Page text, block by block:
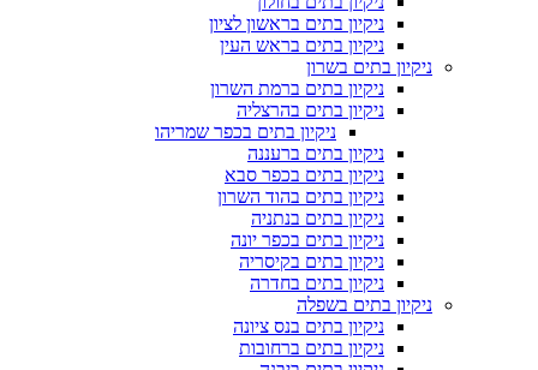
ניקיון בתים בראשון לציון
ניקיון בתים בראש העין
ניקיון בתים בשרון
ניקיון בתים ברמת השרון
ניקיון בתים בהרצליה
ניקיון בתים בכפר שמריהו
ניקיון בתים ברעננה
ניקיון בתים בכפר סבא
ניקיון בתים בהוד השרון
ניקיון בתים בנתניה
ניקיון בתים בכפר יונה
ניקיון בתים בקיסריה
ניקיון בתים בחדרה
ניקיון בתים בשפלה
ניקיון בתים בנס ציונה
ניקיון בתים ברחובות